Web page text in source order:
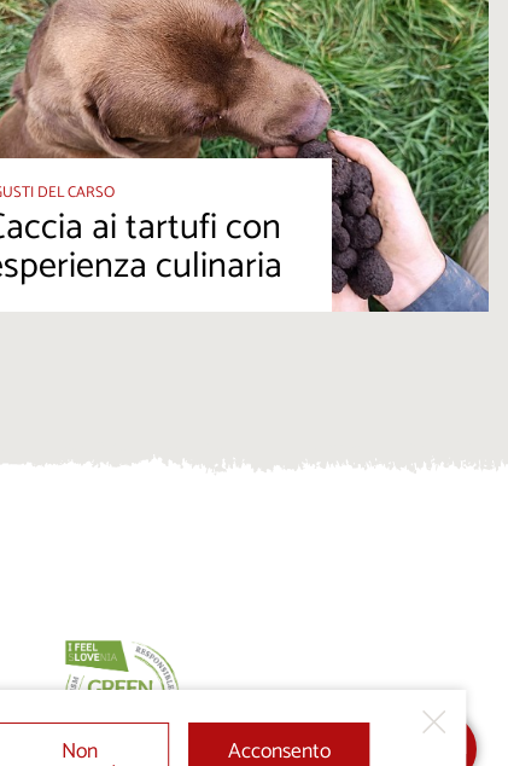
DEL CARSO
ai tartufi con
culinaria
Non Acconsento